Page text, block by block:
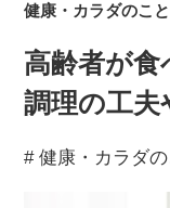
健康・カラダのこと
高齢者が食
調理の工夫
# 健康・カラダ